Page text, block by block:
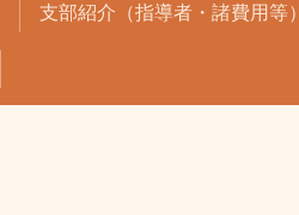
支部紹介（指導者・諸費用等）